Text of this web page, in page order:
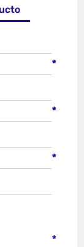
*
*
*
*